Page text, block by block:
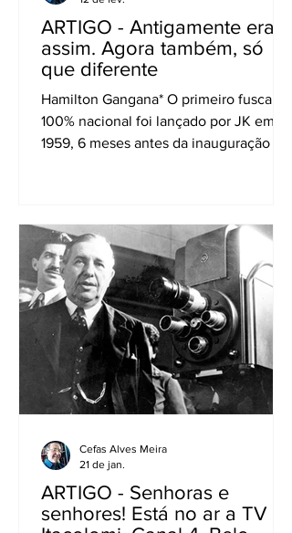
ARTIGO - Antigamente era
assim. Agora também, só
que diferente
Hamilton Gangana* O primeiro fusca
100% nacional foi lançado por JK em
1959, 6 meses antes da inauguração de
Lançamento! Nova fórmula! São as
irresistíveis tentações que nos levam a
comprar alguma coisa que se incorpora
ao nosso dia a dia, ainda mais com as
facilidades do delivery. Por falar nisso,
o delivery é novo? O Google diz que
“delivery” (entrega em inglês) é um mo
ARTIGO - Senhoras e
senhores! Está no ar a TV
Cefas Alves Meira
21 de jan.